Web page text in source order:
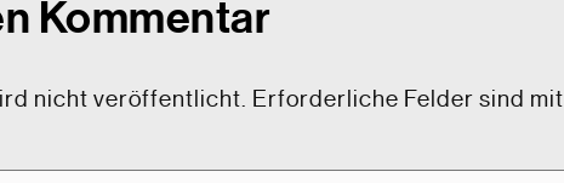
Kommentar
nicht veröffentlicht. Erforderliche Felder sind mit